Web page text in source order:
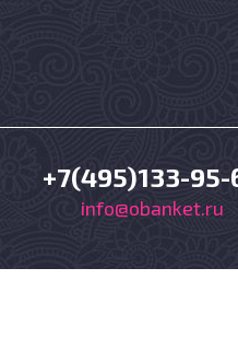
+7(495)133-95-
info@obanket.ru